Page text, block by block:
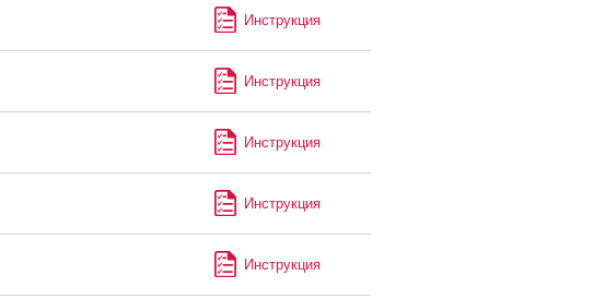
Инструкция
Инструкция
Инструкция
Инструкция
Инструкция